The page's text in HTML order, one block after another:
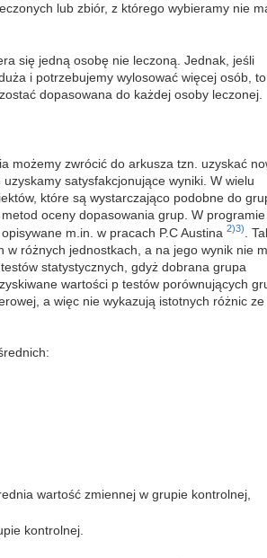
lub zbiór, z którego wybieramy nie
się jedną osobę nie leczoną. Jednak, jeśli
i potrzebujemy wylosować więcej osób, to
dopasowana do każdej osoby leczonej.
możemy zwrócić do arkusza tzn. uzyskać
satysfakcjonujące wyniki. W wielu
które są wystarczająco podobne do
oceny dopasowania grup. W programie
m.in. w pracach P.C Austina 2)3)
.
różnych jednostkach, a na jego wynik nie
statystycznych, gdyż dobrana grupa
wartości p testów porównujących
a więc nie wykazują istotnych różnic ze
wartość zmiennej w grupie kontrolnej,
kontrolnej.